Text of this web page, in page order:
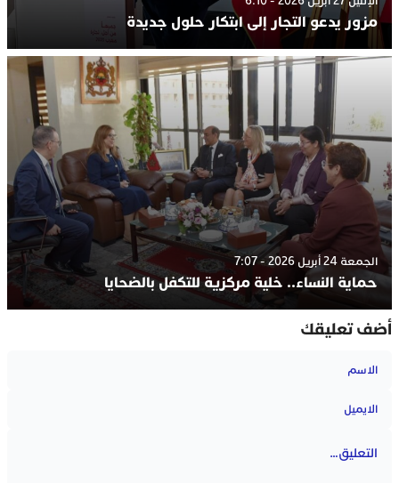
مزور يدعو التجار إلى ابتكار حلول جديدة
الجمعة 24 أبريل 2026 - 7:07
حماية النساء.. خلية مركزية للتكفل بالضحايا
أضف تعليقك